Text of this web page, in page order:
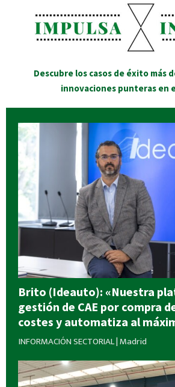
Descubre los casos de éxito más
innovaciones punteras en
Brito (Ideauto): «Nuestra
gestión de CAE por compra
costes y automatiza al
INFORMACIÓN SECTORIAL|Madrid